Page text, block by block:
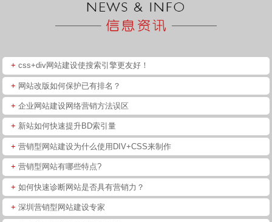
+ css+div网站建设使搜索引擎更友好！
+ 网站改版如何保护已有排名？
+ 企业网站建设网络营销方法误区
+ 新站如何快速提升BD索引量
+ 营销型网站建设为什么使用DIV+CSS来制作
+ 营销型网站有哪些特点?
+ 如何快速诊断网站是否具有营销力？
+ 深圳营销型网站建设专家